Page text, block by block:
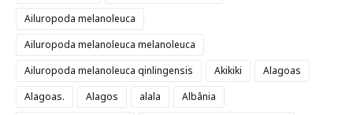
Ailuropoda melanoleuca
Ailuropoda melanoleuca melanoleuca
Ailuropoda melanoleuca qinlingensis
Akikiki
Alagoas
Alagoas.
Alagos alala
Albânia